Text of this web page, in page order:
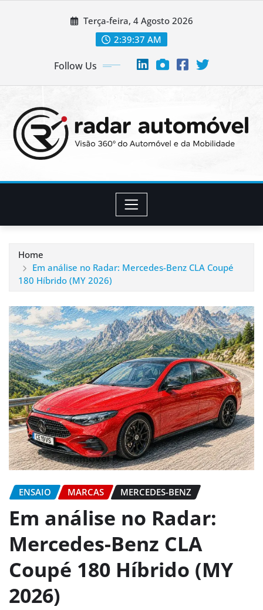
Terça-feira, 4 Agosto 2026
2:39:38 AM
Follow Us
Home
Em análise no Radar: Mercedes-Benz CLA Coupé
180 Híbrido (MY 2026)
ENSAIO MARCAS MERCEDES-BENZ
Em análise no Radar:
Mercedes-Benz CLA
Coupé 180 Híbrido (MY
2026)